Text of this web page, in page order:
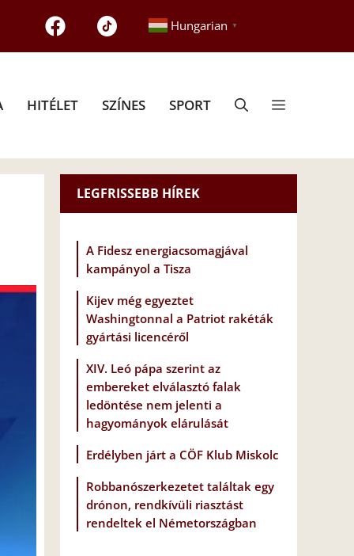
Hungarian ▼
HITÉLET SZÍNES SPORT
LEGFRISSEBB HÍREK
A Fidesz energiacsomagjával
kampányol a Tisza
Kijev még egyeztet
Washingtonnal a Patriot rakéták
gyártási licencéről
XIV. Leó pápa szerint az
embereket elválasztó falak
ledöntése nem jelenti a
hagyományok elárulását
Erdélyben járt a CÖF Klub Miskolc
Robbanószerkezetet találtak egy
drónon, rendkívüli riasztást
rendeltek el Németországban